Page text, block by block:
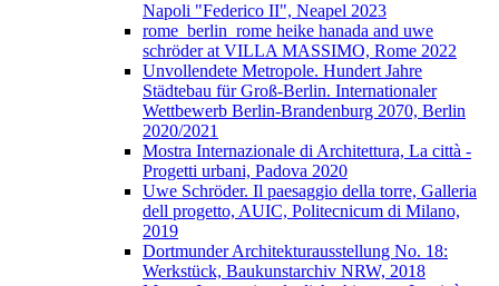
Napoli "Federico II", Neapel 2023
rome_berlin_rome heike hanada and uwe
schröder at VILLA MASSIMO, Rome 2022
Unvollendete Metropole. Hundert Jahre
Städtebau für Groß-Berlin. Internationaler
Wettbewerb Berlin-Brandenburg 2070, Berlin
2020/2021
Mostra Internazionale di Architettura, La città -
Progetti urbani, Padova 2020
Uwe Schröder. Il paesaggio della torre, Galleria
dell progetto, AUIC, Politecnicum di Milano,
2019
Dortmunder Architekturausstellung No. 18:
Werkstück, Baukunstarchiv NRW, 2018